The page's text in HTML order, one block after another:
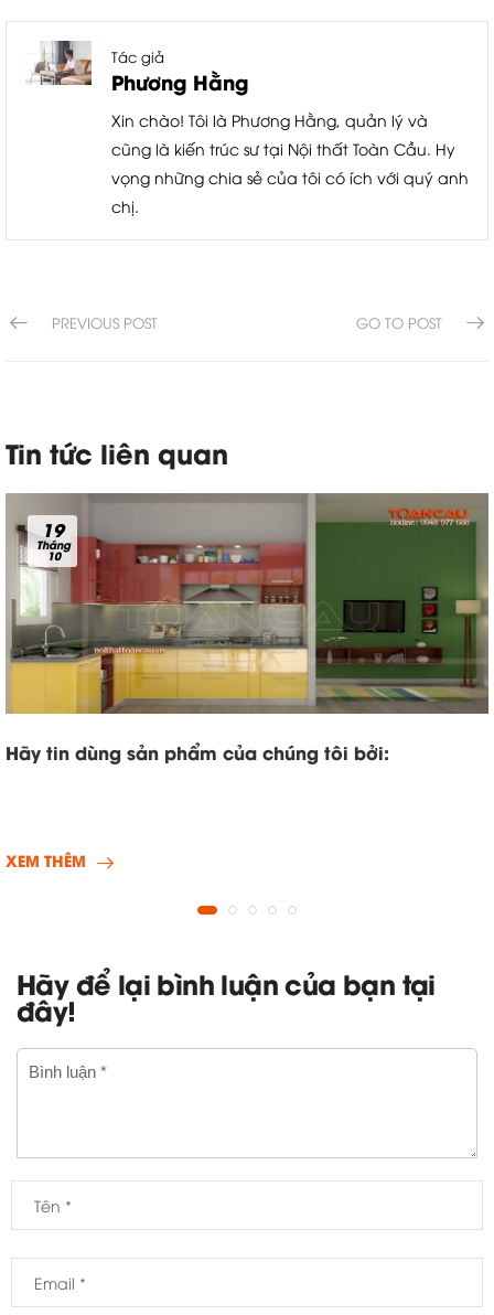
Tác giả
Phương Hằng
Xin chào! Tôi là Phương Hằng, quản lý và
cũng là kiến trúc sư tại Nội thất Toàn Cầu. Hy
vọng những chia sẻ của tôi có ích với quý anh
chị.
PREVIOUS POST GO TO POST
Tin tức liên quan
19
Tháng
10
Hãy tin dùng sản phẩm của chúng tôi bởi:
XEM THÊM
Hãy để lại bình luận của bạn tại
đây!